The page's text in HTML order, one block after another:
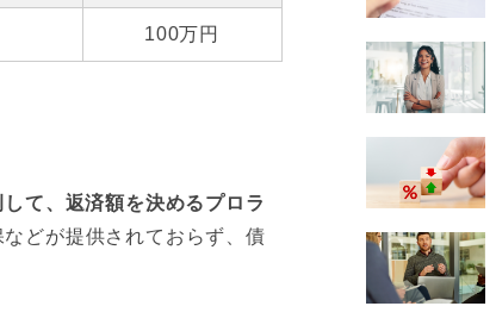
100万円
て、返済額を決めるプロラ
どが提供されておらず、債